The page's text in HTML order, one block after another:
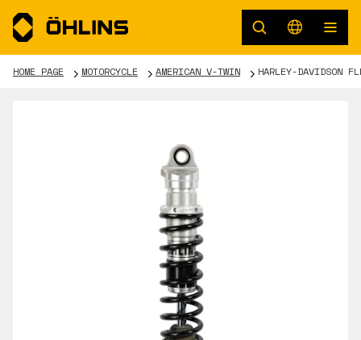
HOME PAGE MOTORCYCLE AMERICAN V-TWIN HARLEY-DAVIDSON